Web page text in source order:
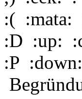
:( :mata:
:D :up:
:P :down: